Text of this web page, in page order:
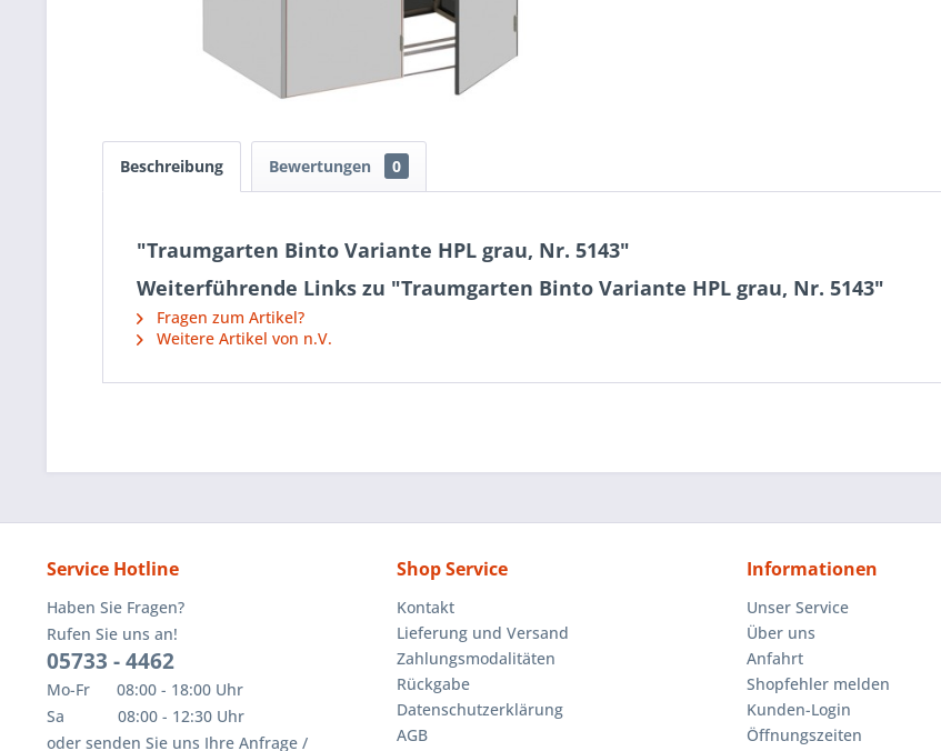
Beschreibung Bewertungen 0
"Traumgarten Binto Variante HPL grau, Nr. 5143"
Weiterführende Links zu "Traumgarten Binto Variante HPL grau, Nr. 5143"
Fragen zum Artikel?
Weitere Artikel von n.V.
Service Hotline
Haben Sie Fragen?
Rufen Sie uns an!
05733 - 4462
Mo-Fr 08:00 - 18:00 Uhr
Sa 08:00 - 12:30 Uhr
oder senden Sie uns Ihre Anfrage /
Shop Service
Kontakt
Lieferung und Versand
Zahlungsmodalitäten
Rückgabe
Datenschutzerklärung
AGB
Informationen
Unser Service
Über uns
Anfahrt
Shopfehler melden
Kunden-Login
Öffnungszeiten